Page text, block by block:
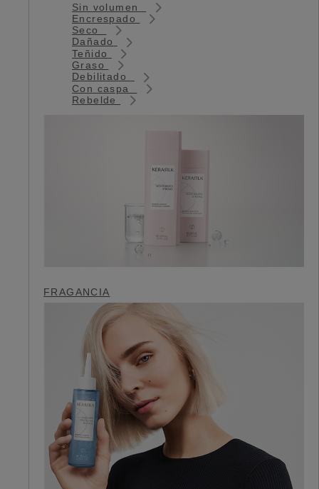
Sin volumen
Encrespado
Seco
Dañado
Teñido
Graso
Debilitado
Con caspa
Rebelde
FRAGANCIA